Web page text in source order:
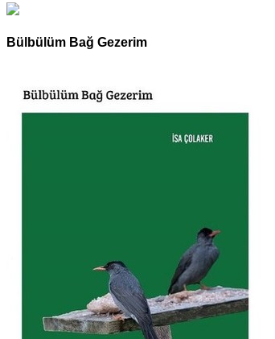
Bülbülüm Bağ Gezerim